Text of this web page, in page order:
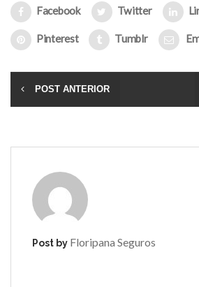
Facebook Twitter
Pinterest Tumblr
POST ANTERIOR
Post by Floripana Seguros